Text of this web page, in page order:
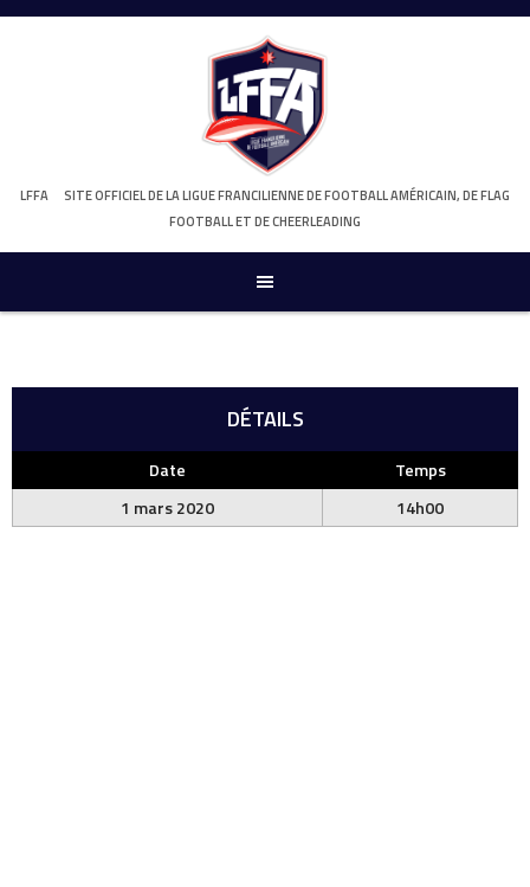
Skip
LFFA
SITE OFFICIEL DE LA LIGUE FRANCILIENNE DE FOOTBALL AMÉRICAIN, DE FLAG
FOOTBALL ET DE CHEERLEADING
DÉTAILS
Date
Temps
1 mars 2020
14h00